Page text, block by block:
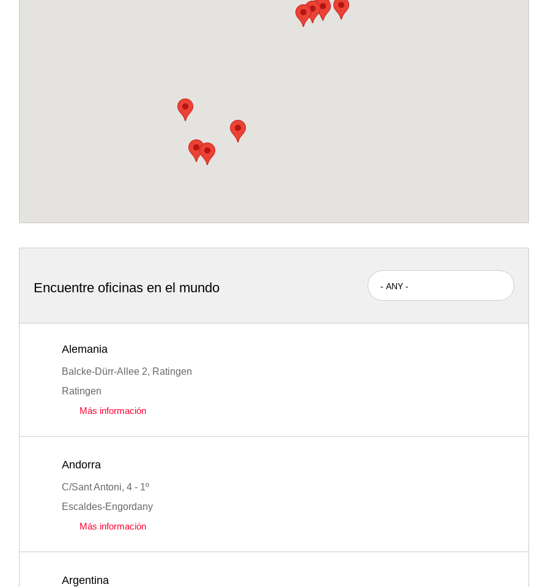
Encuentre oficinas en el mundo
Alemania
Balcke-Dürr-Allee 2, Ratingen
Ratingen
Más información
Andorra
C/Sant Antoni, 4 - 1º
Escaldes-Engordany
Más información
Argentina